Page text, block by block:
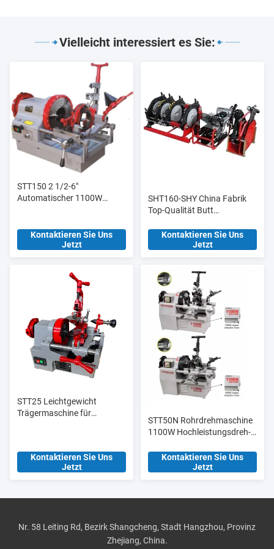
Vielleicht interessiert es Sie:
STT150 2 1/2-6"
Automatischer 1100W
Hochleistungsmodell
Kontaktieren Sie Uns
Jetzt
SHT160-SHY China Fabrik
Top-Qualität Butt
Fusion Verbindung für
Baustoffgeschäfte
Kontaktieren Sie Uns
Jetzt
STT25 Leichtgewicht
Trägermaschine für
Kontaktieren Sie Uns
Jetzt
STT50N Rohrdrehmaschine
1100W Hochleistungsdreh-
Kontaktieren Sie Uns
Jetzt
Nr. 58 Leiting Rd, Bezirk Shangcheng, Stadt Hangzhou, Provinz
Zhejiang, China.